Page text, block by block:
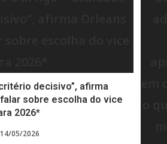
decisivo”, afirma
sobre escolha do vice
2026*
14/05/2026